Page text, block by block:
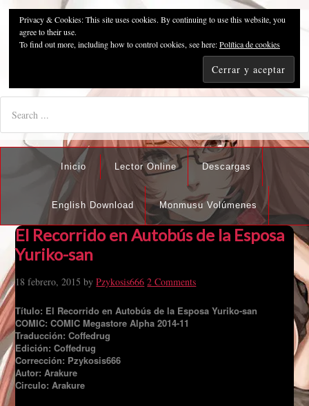
Pzykosis666HFansub
"I'm the best there is at what I do, but what I do best isn't very
Inicio Lector Online Descargas
English Download Monmusu Volúmenes
El Recorrido en Autobús de la Esposa
Yuriko-san
18 febrero, 2015 byPzykosis666 2 Comments
Título: El Recorrido en Autobús de la Esposa Yuriko-san
COMIC: COMIC Megastore Alpha 2014-11
Traducción: Coffedrug
Edición: Coffedrug
Corrección: Pzykosis666
Autor: Arakure
Circulo: Arakure
Privacy & Cookies: This site uses cookies. By continuing to use this website, you
agree to their use.
To find out more, including how to control cookies, see here:Política de cookies